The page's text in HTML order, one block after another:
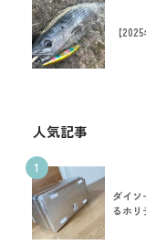
【
人気記事
1
ダイソ
るホリ